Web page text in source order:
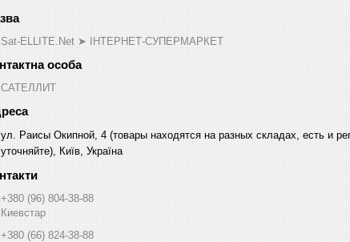
Sat-ELLITE.Net ➤ ІНТЕРНЕТ-СУПЕРМАРКЕТ
САТЕЛЛИТ
ул. Раисы Окипной, 4 (товары находятся на разных складах, есть и
уточняйте), Київ, Україна
+380 (96) 804-38-88
Киевстар
+380 (66) 824-38-88